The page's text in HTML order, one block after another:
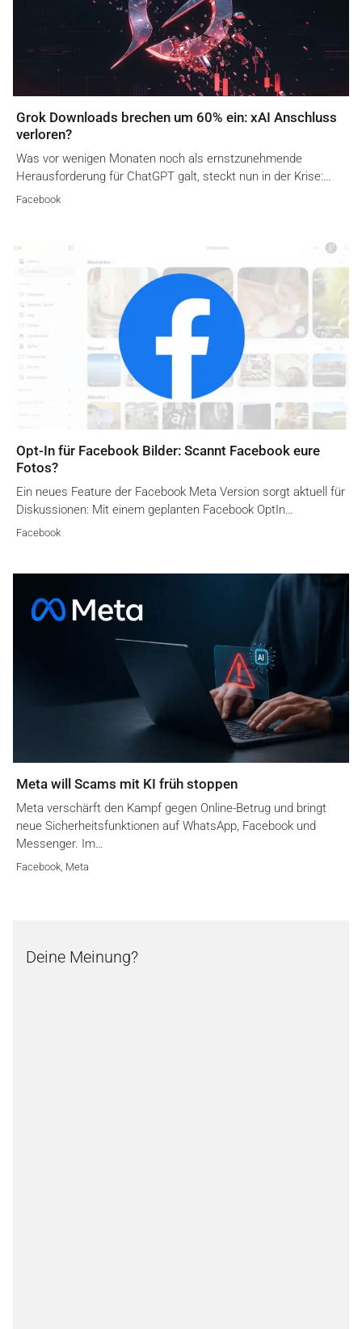
Grok Downloads brechen um 60% ein: xAI Anschluss
verloren?
Was vor wenigen Monaten noch als ernstzunehmende
Herausforderung für ChatGPT galt, steckt nun in der Krise:…
Facebook
Opt-In für Facebook Bilder: Scannt Facebook eure
Fotos?
Ein neues Feature der Facebook Meta Version sorgt aktuell für
Diskussionen: Mit einem geplanten Facebook OptIn…
Facebook
Meta will Scams mit KI früh stoppen
Meta verschärft den Kampf gegen Online-Betrug und bringt
neue Sicherheitsfunktionen auf WhatsApp, Facebook und
Messenger. Im…
Facebook Meta
Deine Meinung?